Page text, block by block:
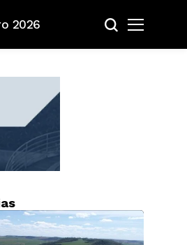
2026